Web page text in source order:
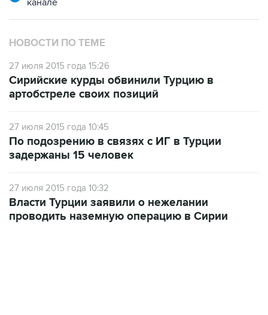
канале
НОВОСТИ ПО ТЕМЕ
27 июля 2015 года 15:26
Сирийские курды обвинили Турцию в
артобстреле своих позиций
27 июля 2015 года 10:45
По подозрению в связях с ИГ в Турции
задержаны 15 человек
27 июля 2015 года 10:32
Власти Турции заявили о нежелании
проводить наземную операцию в Сирии